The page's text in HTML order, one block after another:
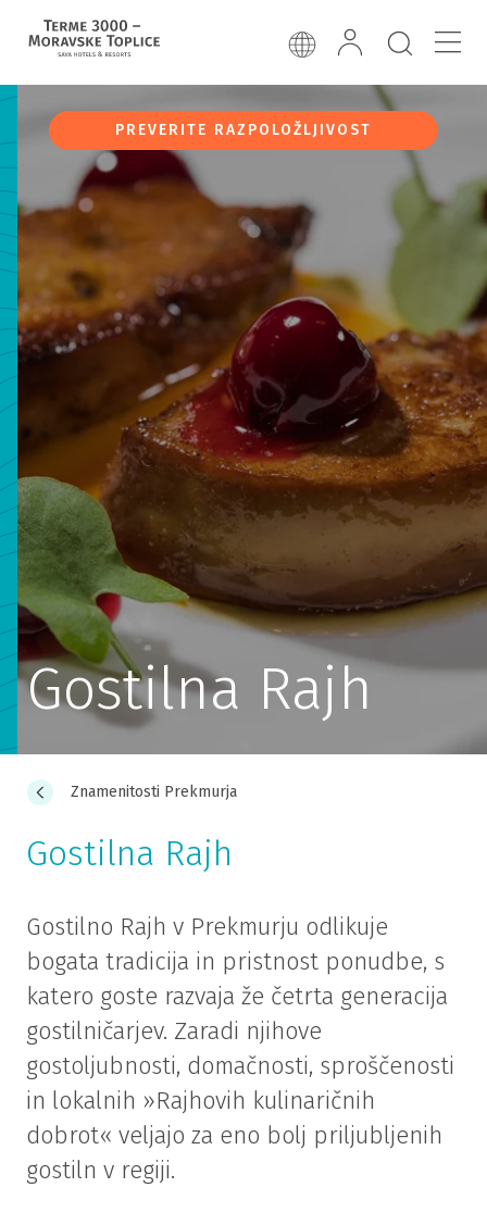
PREVERITE RAZPOLOŽLJIVOST
Gostilna Rajh
Znamenitosti Prekmurja
Gostilna Rajh
Gostilno Rajh v Prekmurju odlikuje
bogata tradicija in pristnost ponudbe, s
katero goste razvaja že četrta generacija
gostilničarjev. Zaradi njihove
gostoljubnosti, domačnosti, sproščenosti
in lokalnih »Rajhovih kulinaričnih
dobrot« veljajo za eno bolj priljubljenih
gostiln v regiji.